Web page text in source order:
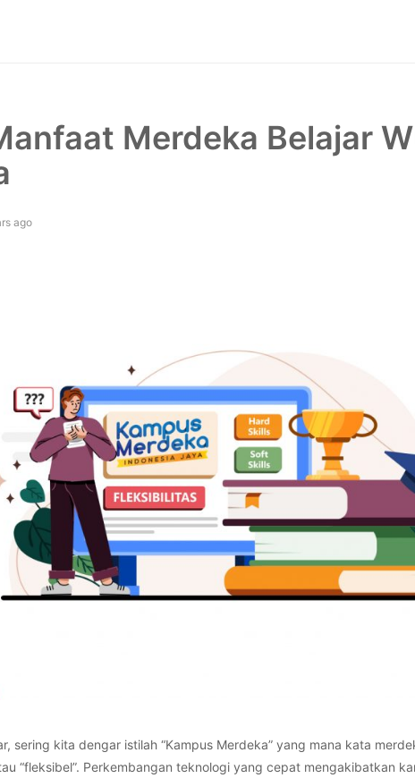
Merdeka Belajar
ago
sering kita dengar istilah “Kampus Merdeka” yang mana kata
“fleksibel”. Perkembangan teknologi yang cepat mengakibatkan